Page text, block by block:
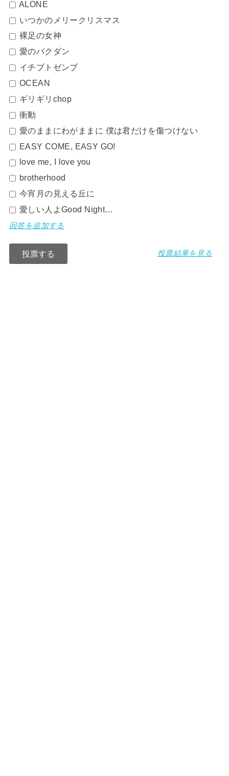
ALONE
いつかのメリークリスマス
裸足の女神
愛のバクダン
イチブトゼンブ
OCEAN
ギリギリchop
衝動
愛のままにわがままに 僕は君だけを傷つけない
EASY COME, EASY GO!
love me, I love you
brotherhood
今宵月の見える丘に
愛しい人よGood Night…
回答を追加する
投票結果を見る